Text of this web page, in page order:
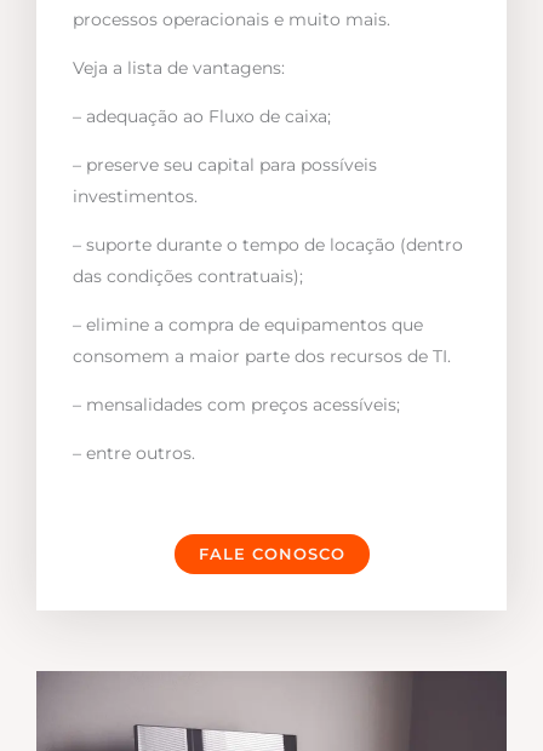
processos operacionais e muito mais.
Veja a lista de vantagens:
– adequação ao Fluxo de caixa;
– preserve seu capital para possíveis
investimentos.
– suporte durante o tempo de locação (dentro
das condições contratuais);
– elimine a compra de equipamentos que
consomem a maior parte dos recursos de TI.
– mensalidades com preços acessíveis;
– entre outros.
FALE CONOSCO